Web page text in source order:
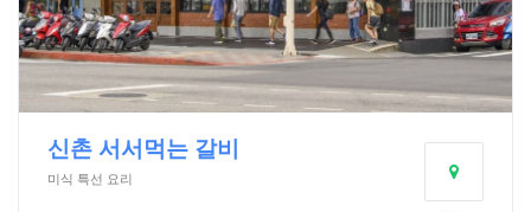
신촌 서서먹는 갈비
미식 특선 요리